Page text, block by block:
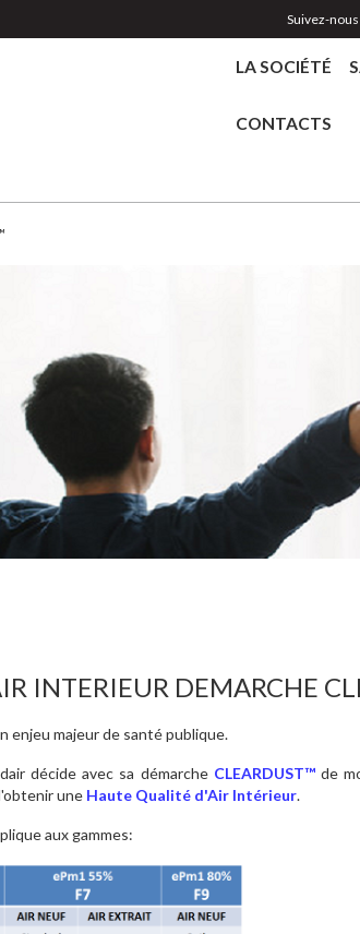
Suivez-nous
LA SOCIÉTÉ
CONTACTS
INTERIEUR DEMARCHE
enjeu majeur de santé publique.
décide avec sa démarche CLEARDUST™ de
une Haute Qualité d'Air Intérieur.
aux gammes: